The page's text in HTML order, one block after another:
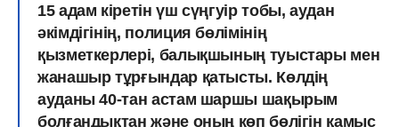
15 адам кіретін үш сүңгуір тобы, аудан
әкімдігінің, полиция бөлімінің
қызметкерлері, балықшының туыстары мен
жанашыр тұрғындар қатысты. Көлдің
ауданы 40-тан астам шаршы шақырым
болғандықтан және оның көп бөлігін қамыс